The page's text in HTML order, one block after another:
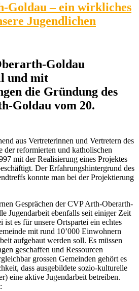
Goldau – ein wirkliches
Jugendlichen
Goldau
und mit
die Gründung des
Goldau vom 20.
aus Vertreterinnen und Vertretern des
der reformierten und katholischen
mit der Realisierung eines Projektes
Der Erfahrungshintergrund des
konnte man bei der Projektierung
Gesprächen der CVP Arth-Oberarth-
Jugendarbeit ebenfalls seit einiger Zeit
ist es für unsere Ortspartei ein echtes
mit rund 10’000 Einwohnern
aufgebaut werden soll. Es müssen
geschaffen und Ressourcen
grossen Gemeinden gehört es
dass ausgebildete sozio-kulturelle
eine aktive Jugendarbeit betreiben.